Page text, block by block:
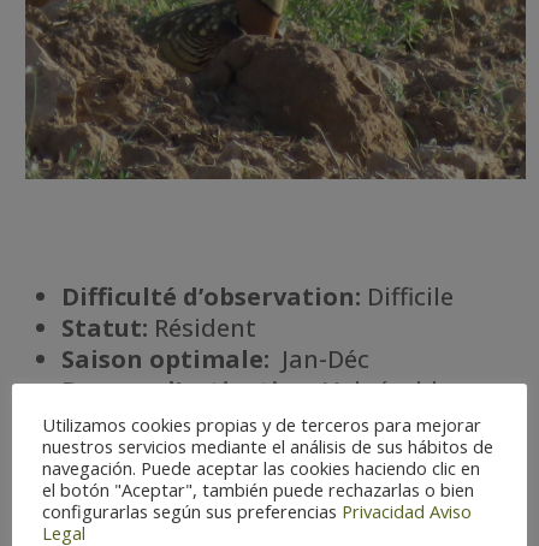
Difficulté d’observation: Difficile
Statut: Résident
Saison optimale: Jan-Déc
Danger d’extinction:Vulnérable
Habitat:Steppe
Utilizamos cookies propias y de terceros para mejorar
nuestros servicios mediante el análisis de sus hábitos de
navegación. Puede aceptar las cookies haciendo clic en
el botón "Aceptar", también puede rechazarlas o bien
configurarlas según sus preferencias Privacidad Aviso
Legal